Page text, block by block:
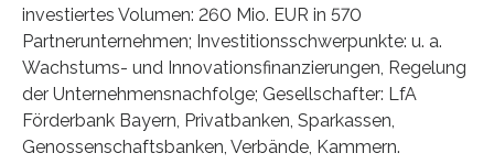
investiertes Volumen: 260 Mio. EUR in 570
Partnerunternehmen; Investitionsschwerpunkte: u. a.
Wachstums- und Innovationsfinanzierungen, Regelung
der Unternehmensnachfolge; Gesellschafter: LfA
Förderbank Bayern, Privatbanken, Sparkassen,
Genossenschaftsbanken, Verbände, Kammern.